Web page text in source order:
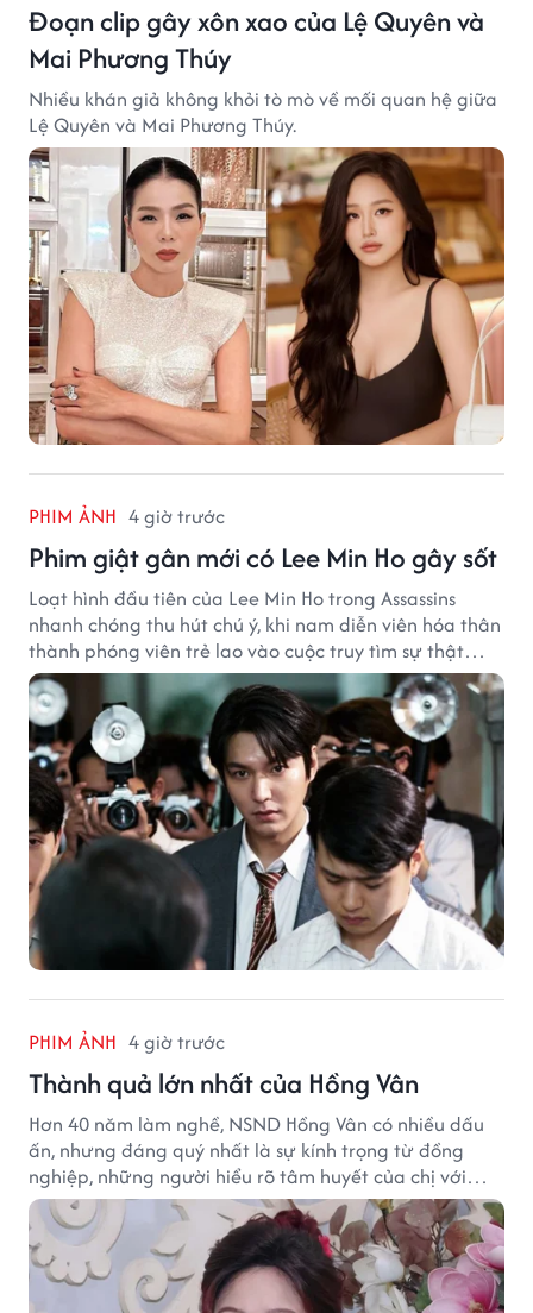
Đoạn clip gây xôn xao của Lệ Quyên và
Mai Phương Thúy
Nhiều khán giả không khỏi tò mò về mối quan hệ giữa
Lệ Quyên và Mai Phương Thúy.
PHIM ẢNH 4 giờ trước
Phim giật gân mới có Lee Min Ho gây sốt
Loạt hình đầu tiên của Lee Min Ho trong Assassins
nhanh chóng thu hút chú ý, khi nam diễn viên hóa thân
thành phóng viên trẻ lao vào cuộc truy tìm sự thật
phía sau một vụ ám sát gây chấn động Hàn Quốc.
PHIM ẢNH 4 giờ trước
Thành quả lớn nhất của Hồng Vân
Hơn 40 năm làm nghề, NSND Hồng Vân có nhiều dấu
ấn, nhưng đáng quý nhất là sự kính trọng từ đồng
nghiệp, những người hiểu rõ tâm huyết của chị với
nghệ thuật.